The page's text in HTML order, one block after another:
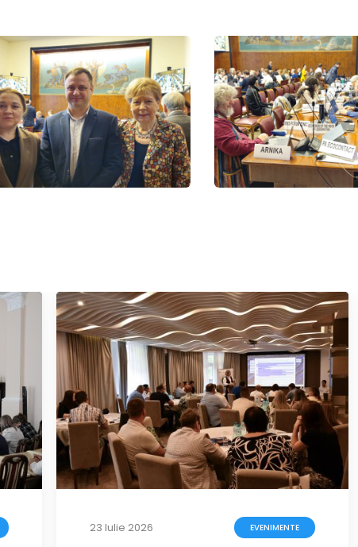
23 Iulie 2026 EVENIMENTE